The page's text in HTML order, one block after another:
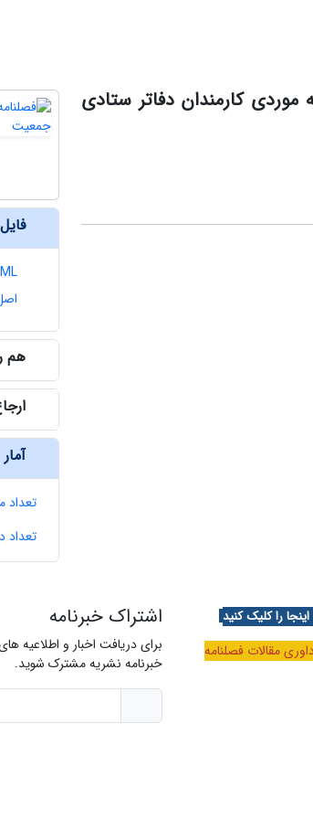
کارمندان دفاتر ستادی
XML
هم
آمار
تعداد
تعداد
را کلیک کنید
مقالات فصلنامه
اشتراک خبرنامه
برای دریافت اخبار و اطلاعیه
خبرنامه نشریه مشترک شوید.